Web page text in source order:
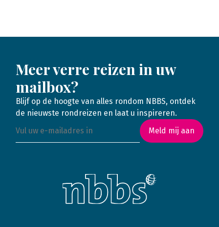
Meer verre reizen in uw
mailbox?
Blijf op de hoogte van alles rondom NBBS, ontdek
de nieuwste rondreizen en laat u inspireren.
Meld mij aan